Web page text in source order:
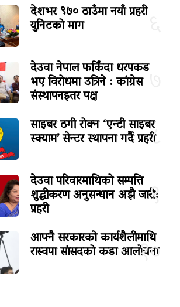
देशभर ९७० ठाउँमा नयाँ प्रहरी
युनिटको माग
७
देउवा नेपाल फर्किंदा धरपकड
भए विरोधमा उत्रिने : कांग्रेस
संस्थापनइतर पक्ष
८
साइबर ठगी रोक्न ‘एन्टी साइबर
स्क्याम’ सेन्टर स्थापना गर्दै प्रहरी
९
देउवा परिवारमाथिको सम्पत्ति
शुद्धीकरण अनुसन्धान अझै जारी:
प्रहरी
१०
आफ्नै सरकारको कार्यशैलीमाथि
रास्वपा सांसदको कडा आलोचना